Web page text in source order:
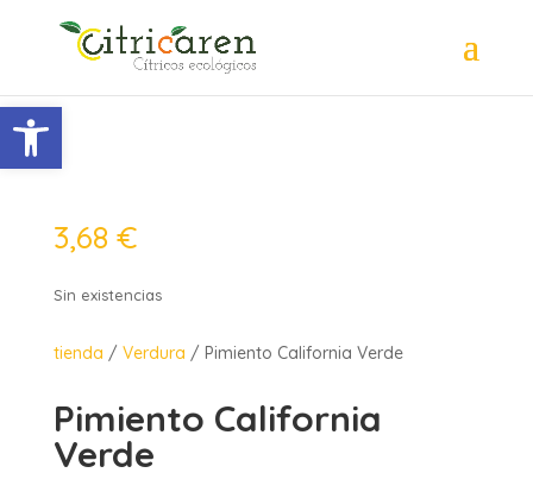
3,68 €
Sin existencias
tienda / Verdura / Pimiento California Verde
Pimiento California
Verde
Abrir barra de herramientas